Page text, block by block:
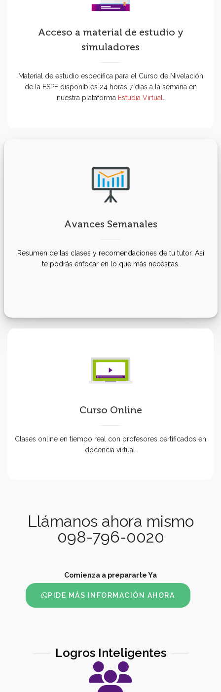
Acceso a material de estudio y
simuladores
Material de estudio específica para el Curso de Nivelación
de la ESPE disponibles 24 horas 7 días a la semana en
nuestra plataforma Estudia Virtual.
Avances Semanales
Resumen de las clases y recomendaciones de tu tutor. Así
te podrás enfocar en lo que más necesitas.
Curso Online
Clases online en tiempo real con profesores certificados en
docencia virtual.
Llámanos ahora mismo
098-796-0020
Comienza a prepararte Ya
PIDE MÁS INFORMACIÓN AHORA
Logros Inteligentes